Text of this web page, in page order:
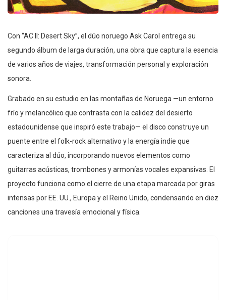
Con “AC II: Desert Sky”, el dúo noruego Ask Carol entrega su
segundo álbum de larga duración, una obra que captura la esencia
de varios años de viajes, transformación personal y exploración
sonora.
Grabado en su estudio en las montañas de Noruega —un entorno
frío y melancólico que contrasta con la calidez del desierto
estadounidense que inspiró este trabajo— el disco construye un
puente entre el folk-rock alternativo y la energía indie que
caracteriza al dúo, incorporando nuevos elementos como
guitarras acústicas, trombones y armonías vocales expansivas. El
proyecto funciona como el cierre de una etapa marcada por giras
intensas por EE. UU., Europa y el Reino Unido, condensando en diez
canciones una travesía emocional y física.